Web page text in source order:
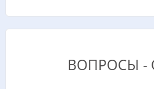
ВОПРОСЫ -